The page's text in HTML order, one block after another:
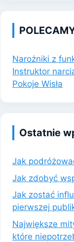
Narożniki z
Instruktor
Pokoje Wisła
Ostatnie
Jak
Jak zdobyć
Jak zostać
pierwszej
Największe
które